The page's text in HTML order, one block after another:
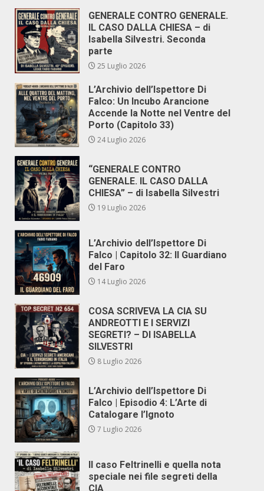
GENERALE CONTRO GENERALE.
IL CASO DALLA CHIESA – di
Isabella Silvestri. Seconda
parte
25 Luglio 2026
L’Archivio dell’Ispettore Di
Falco: Un Incubo Arancione
Accende la Notte nel Ventre del
Porto (Capitolo 33)
24 Luglio 2026
“GENERALE CONTRO
GENERALE. IL CASO DALLA
CHIESA” – di Isabella Silvestri
19 Luglio 2026
L’Archivio dell’Ispettore Di
Falco | Capitolo 32: Il Guardiano
del Faro
14 Luglio 2026
COSA SCRIVEVA LA CIA SU
ANDREOTTI E I SERVIZI
SEGRETI? – DI ISABELLA
SILVESTRI
8 Luglio 2026
L’Archivio dell’Ispettore Di
Falco | Episodio 4: L’Arte di
Catalogare l’Ignoto
7 Luglio 2026
Il caso Feltrinelli e quella nota
speciale nei file segreti della
CIA